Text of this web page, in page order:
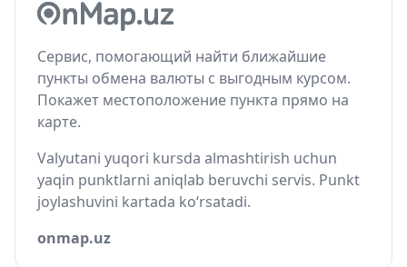
Сервис, помогающий найти ближайшие
пункты обмена валюты с выгодным курсом.
Покажет местоположение пункта прямо на
карте.
Valyutani yuqori kursda almashtirish uchun
yaqin punktlarni aniqlab beruvchi servis. Punkt
joylashuvini kartada ko‘rsatadi.
onmap.uz